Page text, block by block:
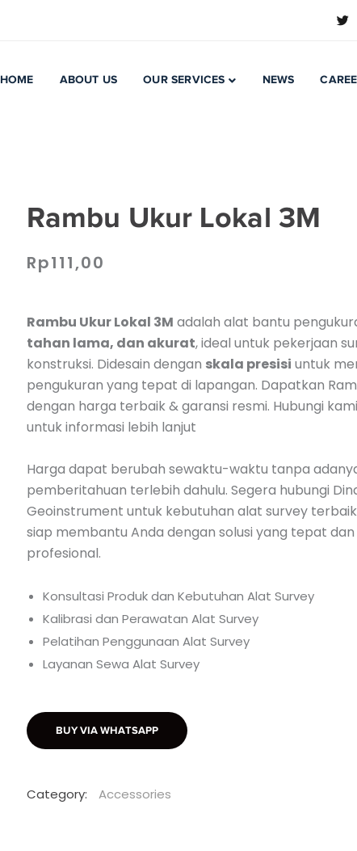
HOME ABOUT US OUR SERVICES NEWS
Rambu Ukur Lokal 3M
Rp111,00
Rambu Ukur Lokal 3M adalah alat bantu
tahan lama, dan akurat, ideal untuk pekerjaan
konstruksi. Didesain dengan skala presisi untuk
pengukuran yang tepat di lapangan. Dapatkan
dengan harga terbaik & garansi resmi. Hubungi
untuk informasi lebih lanjut
Harga dapat berubah sewaktu-waktu tanpa
pemberitahuan terlebih dahulu. Segera hubungi
Geoinstrument untuk kebutuhan alat survey terbaik
siap membantu Anda dengan solusi yang tepat
profesional.
Konsultasi Produk dan Kebutuhan Alat Survey
Kalibrasi dan Perawatan Alat Survey
Pelatihan Penggunaan Alat Survey
Layanan Sewa Alat Survey
BUY VIA WHATSAPP
Category: Accessories